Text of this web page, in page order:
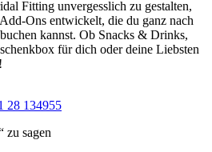
Fitting unvergesslich zu gestalten,
Ons entwickelt, die du ganz nach
kannst. Ob Snacks & Drinks,
für dich oder deine Liebsten
!
zu sagen